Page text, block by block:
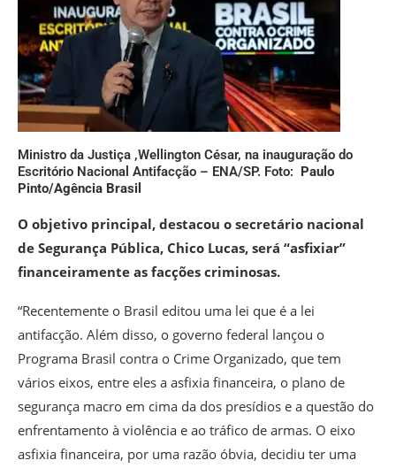
Ministro da Justiça ,Wellington César, na inauguração do
Escritório Nacional Antifacção – ENA/SP. Foto:
Paulo
Pinto/Agência Brasil
O objetivo principal, destacou o secretário nacional
de Segurança Pública, Chico Lucas, será “asfixiar”
financeiramente as facções criminosas.
“Recentemente o Brasil editou uma lei que é a lei
antifacção. Além disso, o governo federal lançou o
Programa Brasil contra o Crime Organizado, que tem
vários eixos, entre eles a asfixia financeira, o plano de
segurança macro em cima da dos presídios e a questão do
enfrentamento à violência e ao tráfico de armas. O eixo
asfixia financeira, por uma razão óbvia, decidiu ter uma